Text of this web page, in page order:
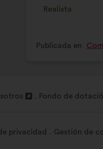
calificado
Realista
:veces
Publicada en
Fondo de
nueva
privacidad Gestión de